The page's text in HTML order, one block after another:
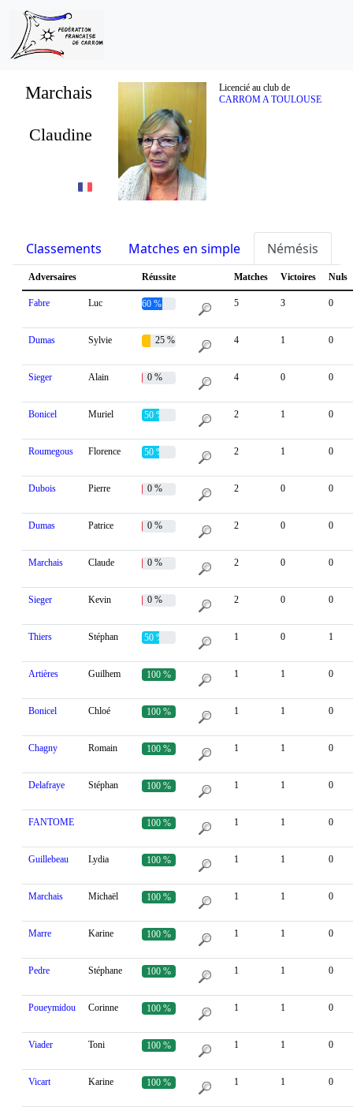
Marchais
Licencié au club de
CARROM A TOULOUSE
Claudine
Classements Matches en simple Némésis
Adversaires Réussite Matches Victoires Nuls
Fabre Luc 60 % 5 3 0
Dumas Sylvie 25 % 4 1 0
Sieger Alain 0 % 4 0 0
Bonicel Muriel 50 % 2 1 0
Roumegous Florence 50 % 2 1 0
Dubois Pierre 0 % 2 0 0
Dumas Patrice 0 % 2 0 0
Marchais Claude 0 % 2 0 0
Sieger Kevin 0 % 2 0 0
Thiers Stéphan 50 % 1 0 1
Artières Guilhem 100 % 1 1 0
Bonicel Chloé 100 % 1 1 0
Chagny Romain 100 % 1 1 0
Delafraye Stéphan 100 % 1 1 0
FANTOME 100 % 1 1 0
Guillebeau Lydia 100 % 1 1 0
Marchais Michaël 100 % 1 1 0
Marre Karine 100 % 1 1 0
Pedre Stéphane 100 % 1 1 0
Poueymidou Corinne 100 % 1 1 0
Viader Toni 100 % 1 1 0
Vicart Karine 100 % 1 1 0